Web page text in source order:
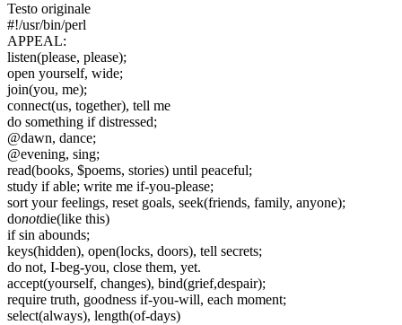
Testo originale
#!/usr/bin/perl
APPEAL:
listen(please, please);
open yourself, wide;
join(you, me);
connect(us, together), tell me
do something if distressed;
@dawn, dance;
@evening, sing;
read(books, $poems, stories) until peaceful;
study if able; write me if-you-please;
sort your feelings, reset goals, seek(friends, family, anyone);
donotdie(like this)
if sin abounds;
keys(hidden), open(locks, doors), tell secrets;
do not, I-beg-you, close them, yet.
accept(yourself, changes), bind(grief,despair);
require truth, goodness if-you-will, each moment;
select(always), length(of-days)